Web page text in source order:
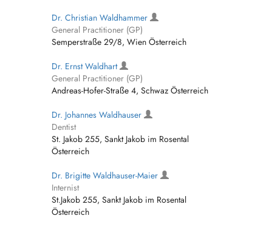
Dr. Christian Waldhammer
General Practitioner (GP)
Semperstraße 29/8, Wien Österreich
Dr. Ernst Waldhart
General Practitioner (GP)
Andreas-Hofer-Straße 4, Schwaz Österreich
Dr. Johannes Waldhauser
Dentist
St. Jakob 255, Sankt Jakob im Rosental
Österreich
Dr. Brigitte Waldhauser-Maier
Internist
St.Jakob 255, Sankt Jakob im Rosental
Österreich